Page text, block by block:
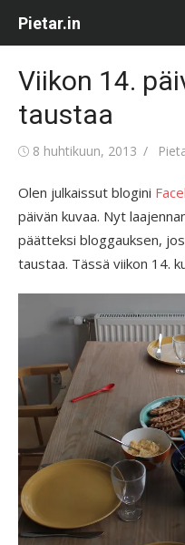
Pietar.in
Viikon 14.
taustaa
Posted
8 huhtikuun, 2013
Olen julkaissut blogini
päivän kuvaa. Nyt
päätteksi bloggauksen,
taustaa. Tässä viikon 14.